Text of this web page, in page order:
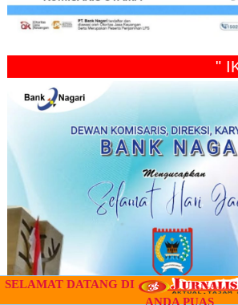
SELAMAT DATANG DI
ANDA PUAS